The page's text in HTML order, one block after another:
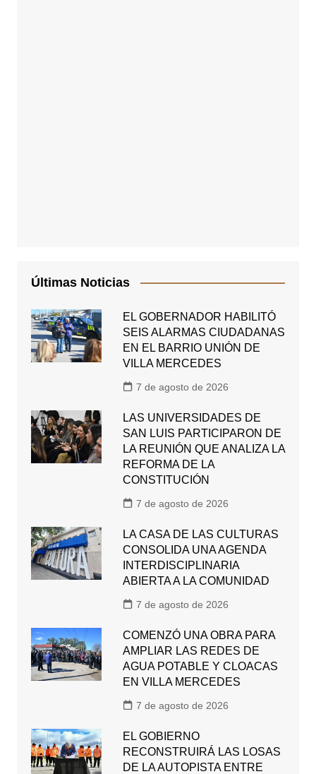
Últimas Noticias
EL GOBERNADOR HABILITÓ
SEIS ALARMAS CIUDADANAS
EN EL BARRIO UNIÓN DE
VILLA MERCEDES
7 de agosto de 2026
LAS UNIVERSIDADES DE
SAN LUIS PARTICIPARON DE
LA REUNIÓN QUE ANALIZA LA
REFORMA DE LA
CONSTITUCIÓN
7 de agosto de 2026
LA CASA DE LAS CULTURAS
CONSOLIDA UNA AGENDA
INTERDISCIPLINARIA
ABIERTA A LA COMUNIDAD
7 de agosto de 2026
COMENZÓ UNA OBRA PARA
AMPLIAR LAS REDES DE
AGUA POTABLE Y CLOACAS
EN VILLA MERCEDES
7 de agosto de 2026
EL GOBIERNO
RECONSTRUIRÁ LAS LOSAS
DE LA AUTOPISTA ENTRE